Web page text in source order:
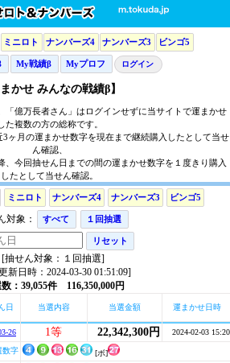
ミニロト ナンバーズ4 ナンバーズ3 ビンゴ5
My戦績β Myプロフ ログイン
まかせ みんなの戦績β】
億万長者さん」はログインせずに当サイトで運まかせ
た複数の方の総称です。
ヶ月の運まかせ数字を現在まで継続購入したとして当せ
ん確認、
、今回抽せん日までの間の運まかせ数字を１度きり購入
したとして当せん確認。
ミニロト ナンバーズ4 ナンバーズ3 ビンゴ5
対象： すべて １回抽選
リセット
[抽せん対象：１回抽選]
新日時：2024-03-30 01:51:09]
数：39,055件 116,350,000円
日 当選内容 当選金額 運まかせ日時
26 1等 22,342,300円 2024-02-03 15:20
数字
[ボ]